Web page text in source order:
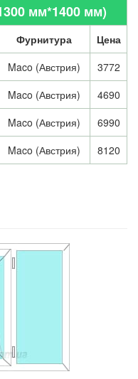
мм*1400 мм)
Фурнитура
Цена
Maco (Австрия)
3772
Maco (Австрия)
4690
Maco (Австрия)
6990
Maco (Австрия) 8120